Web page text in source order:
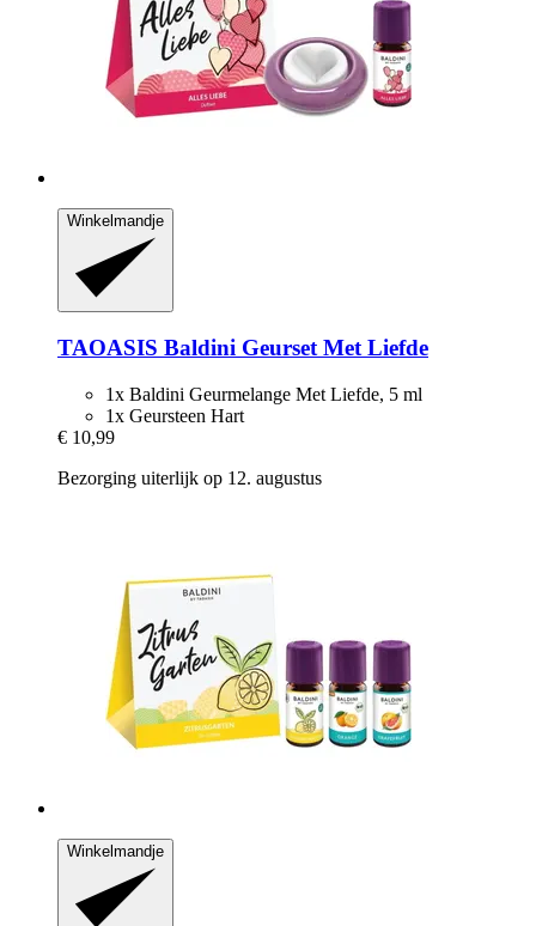
Winkelmandje
TAOASIS Baldini Geurset Met Liefde
1x Baldini Geurmelange Met Liefde, 5 ml
1x Geursteen Hart
€ 10,99
Bezorging uiterlijk op 12. augustus
Winkelmandje